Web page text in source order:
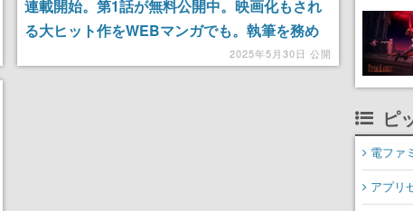
連載開始。第1話が無料公開中。映画化もされ
る大ヒット作をWEBマンガでも。執筆を務め
るのは『バディファイト』『都市伝説先生ウラ
2025年5月30日 公開
ピ
電ファ
アプリ